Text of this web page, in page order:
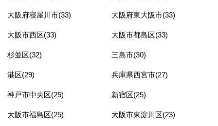
大阪府寝屋川市(33) 大阪府東大阪市(33)
大阪市西区(33) 大阪市都島区(33)
杉並区(32) 三島市(30)
港区(29) 兵庫県西宮市(27)
神戸市中央区(25) 新宿区(25)
大阪市福島区(25) 大阪市東淀川区(23)